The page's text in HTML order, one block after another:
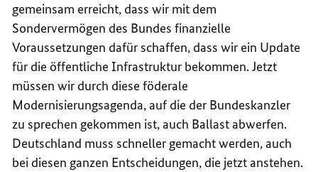
gemeinsam erreicht, dass wir mit dem
Sondervermögen des Bundes finanzielle
Voraussetzungen dafür schaffen, dass wir ein Update
für die öffentliche Infrastruktur bekommen. Jetzt
müssen wir durch diese föderale
Modernisierungsagenda, auf die der Bundeskanzler
zu sprechen gekommen ist, auch Ballast abwerfen.
Deutschland muss schneller gemacht werden, auch
bei diesen ganzen Entscheidungen, die jetzt anstehen.